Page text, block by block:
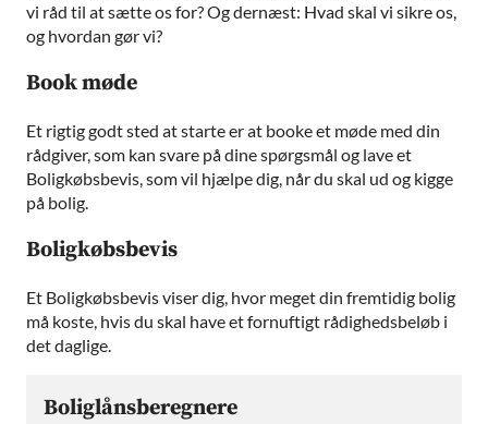
vi råd til at sætte os for? Og dernæst: Hvad skal vi sikre os,
og hvordan gør vi?
Book møde
Et rigtig godt sted at starte er at booke et møde med din
rådgiver, som kan svare på dine spørgsmål og lave et
Boligkøbsbevis, som vil hjælpe dig, når du skal ud og kigge
på bolig.
Boligkøbsbevis
Et Boligkøbsbevis viser dig, hvor meget din fremtidig bolig
må koste, hvis du skal have et fornuftigt rådighedsbeløb i
det daglige.
Boliglånsberegnere